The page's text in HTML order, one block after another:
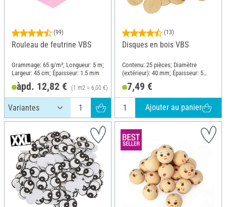
(99)
Rouleau de feutrine VBS
Grammage: 65 g/m²; Longueur: 5 m;
Largeur: 45 cm; Épaisseur: 1.5 mm
àpd. 12,82 € (1 m2 = 6,00 €)
(13)
Disques en bois VBS
Contenu: 25 pièces; Diamètre
(extérieur): 40 mm; Épaisseur: 5
7,49 €
Ajouter au panier